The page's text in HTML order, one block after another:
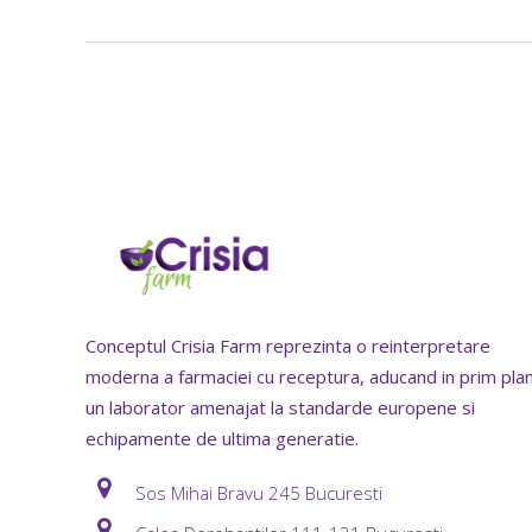
Conceptul Crisia Farm reprezinta o reinterpretare
moderna a farmaciei cu receptura, aducand in prim
un laborator amenajat la standarde europene si
echipamente de ultima generatie.
Sos Mihai Bravu 245 Bucuresti